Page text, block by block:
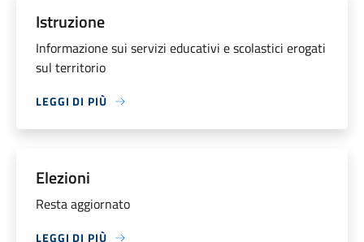
Istruzione
Informazione sui servizi educativi e scolastici erogati
sul territorio
LEGGI DI PIÙ
Elezioni
Resta aggiornato
LEGGI DI PIÙ